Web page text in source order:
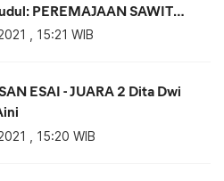
INDONESIA MAJU
, 15:21 WIB
- JUARA 2 Dita Dwi
, 15:20 WIB